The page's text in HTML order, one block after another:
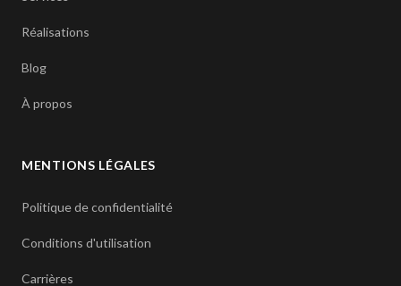
Réalisations
Blog
À propos
MENTIONS LÉGALES
Politique de confidentialité
Conditions d'utilisation
Carrières